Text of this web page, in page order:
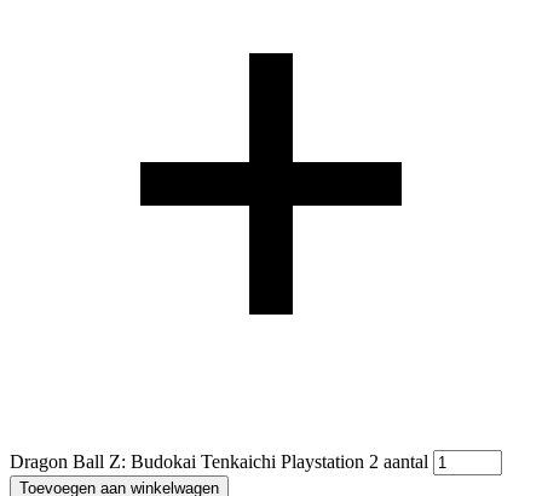
Dragon Ball Z: Budokai Tenkaichi Playstation 2 aantal
Toevoegen aan winkelwagen